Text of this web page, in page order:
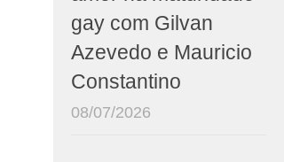
gay com Gilvan
Azevedo e Mauricio
Constantino
08/07/2026